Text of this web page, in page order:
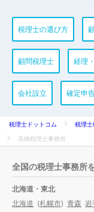
税理士の選び方
顧問税理士 経理
会社設立 確定申
税理士ドットコム 税理士
高橋税理士事務所
全国の税理士事務所
北海道・東北
北海道 (札幌市) 青森 岩